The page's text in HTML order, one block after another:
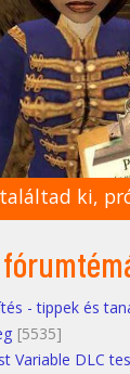
ki,
- tippek és
[5535]
Variable DLC